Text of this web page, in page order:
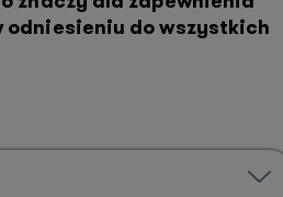
odniesieniu dowszystkich